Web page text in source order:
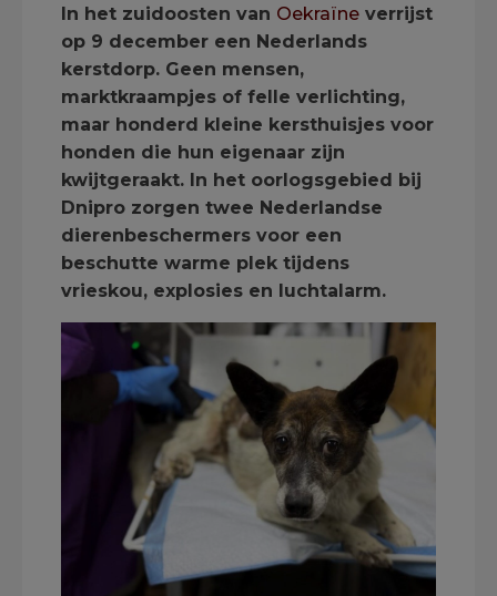
In het zuidoosten van Oekraïne verrijst
op 9 december een Nederlands
kerstdorp. Geen mensen,
marktkraampjes of felle verlichting,
maar honderd kleine kersthuisjes voor
honden die hun eigenaar zijn
kwijtgeraakt. In het oorlogsgebied bij
Dnipro zorgen twee Nederlandse
dierenbeschermers voor een
beschutte warme plek tijdens
vrieskou, explosies en luchtalarm.